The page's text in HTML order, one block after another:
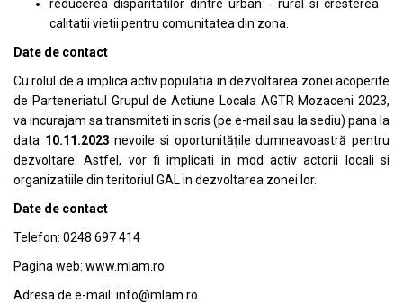
reducerea disparitatilor dintre urban - rural si cresterea
calitatii vietii pentru comunitatea din zona.
Date de contact
Cu rolul de a implica activ populatia in dezvoltarea zonei acoperite
de Parteneriatul Grupul de Actiune Locala AGTR Mozaceni 2023,
va incurajam sa transmiteti in scris (pe e-mail sau la sediu) pana la
data 10.11.2023 nevoile si oportunitățile dumneavoastră pentru
dezvoltare. Astfel, vor fi implicati in mod activ actorii locali si
organizatiile din teritoriul GAL in dezvoltarea zonei lor.
Date de contact
Telefon: 0248 697 414
Pagina web: www.mlam.ro
Adresa de e-mail: info@mlam.ro